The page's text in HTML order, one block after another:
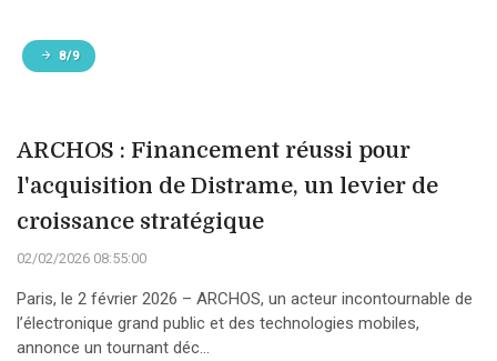
8/9
ARCHOS : Financement réussi pour
l'acquisition de Distrame, un levier de
croissance stratégique
02/02/2026 08:55:00
Paris, le 2 février 2026 – ARCHOS, un acteur incontournable de
l’électronique grand public et des technologies mobiles,
annonce un tournant déc...